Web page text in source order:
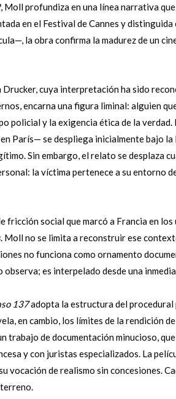
, Moll profundiza en una línea narrativa
en el Festival de Cannes y
la obra confirma la madurez de un
cuya interpretación ha sido
encarna una figura liminal: alguien
policial y la exigencia ética de la
París— se despliega inicialmente bajo
Sin embargo, el relato se desplaza
la víctima pertenece a su entorno
fricción social que marcó a Francia en
. Moll no se limita a reconstruir ese
no funciona como ornamento
es interpelado desde una
137adopta la estructura del
en cambio, los límites de la rendición
trabajo de documentación minucioso,
y con juristas especializados. La
vocación de realismo sin concesiones.